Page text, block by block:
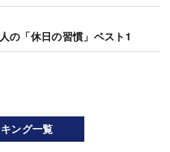
の「休日の習慣」ベスト1
ング一覧